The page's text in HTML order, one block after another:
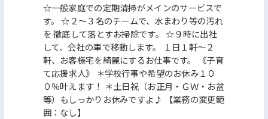
☆一般家庭での定期清掃がメインのサービスで
す。 ☆２～３名のチームで、水まわり等の汚れ
を 徹底して落とすお掃除です。 ☆９時に出社
して、会社の車で移動します。 １日１軒～２
軒、お客様宅を綺麗にするお仕事です。 《子育
て応援求人》 ＊学校行事や希望のお休み１０
０％叶えます！ ＊土日祝（お正月・ＧＷ・お盆
等）もしっかりお休みですよ♪ 【業務の変更範
囲：なし】